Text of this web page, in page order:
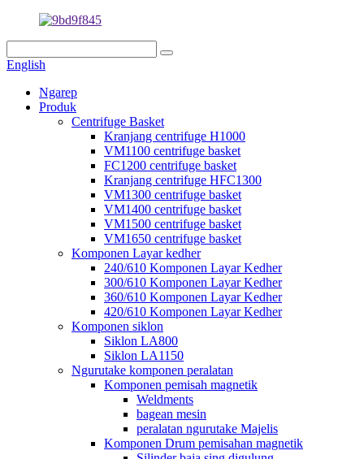
English
Ngarep
Produk
Centrifuge Basket
Kranjang centrifuge H1000
VM1100 centrifuge basket
FC1200 centrifuge basket
Kranjang centrifuge HFC1300
VM1300 centrifuge basket
VM1400 centrifuge basket
VM1500 centrifuge basket
VM1650 centrifuge basket
Komponen Layar kedher
240/610 Komponen Layar Kedher
300/610 Komponen Layar Kedher
360/610 Komponen Layar Kedher
420/610 Komponen Layar Kedher
Komponen siklon
Siklon LA800
Siklon LA1150
Ngurutake komponen peralatan
Komponen pemisah magnetik
Weldments
bagean mesin
peralatan ngurutake Majelis
Komponen Drum pemisahan magnetik